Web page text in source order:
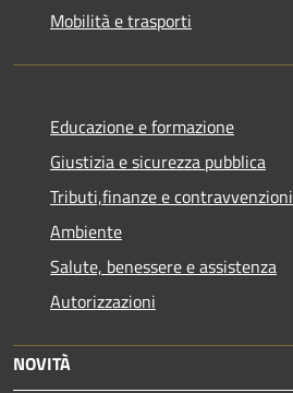
Mobilità e trasporti
Educazione e formazione
Giustizia e sicurezza pubblica
Tributi,finanze e contravvenzioni
Ambiente
Salute, benessere e assistenza
Autorizzazioni
NOVITÀ